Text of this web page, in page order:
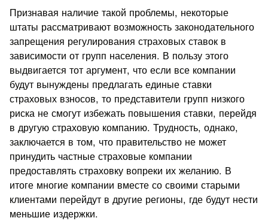
Признавая наличие такой проблемы, некоторые
штаты рассматривают возможность законодательного
запрещения регулирования страховых ставок в
зависимости от групп населения. В пользу этого
выдвигается тот аргумент, что если все компании
будут вынуждены предлагать единые ставки
страховых взносов, то представители групп низкого
риска не смогут избежать повышения ставки, перейдя
в другую страховую компанию. Трудность, однако,
заключается в том, что правительство не может
принудить частные страховые компании
предоставлять страховку вопреки их желанию. В
итоге многие компании вместе со своими старыми
клиентами перейдут в другие регионы, где будут нести
меньшие издержки.